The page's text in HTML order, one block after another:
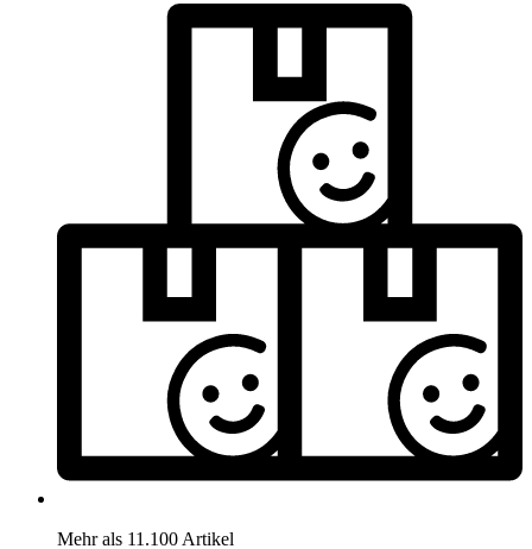
Mehr als 11.100 Artikel